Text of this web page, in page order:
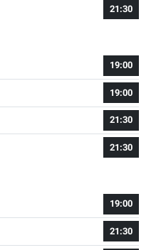
21:30
19:00
19:00
21:30
21:30
19:00
21:30